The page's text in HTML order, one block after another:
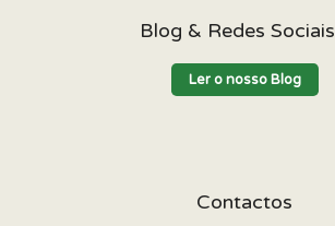
Blog & Redes Sociais
Ler o nosso Blog
Contactos